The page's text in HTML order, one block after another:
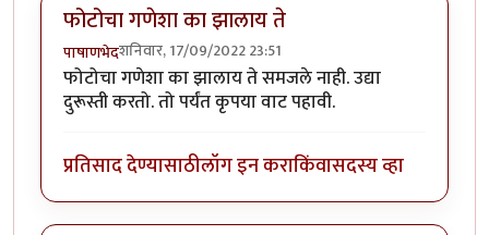
फोटोचा गणेशा का झालाय ते
पाषाणभेदशनिवार, 17/09/2022 23:51
फोटोचा गणेशा का झालाय ते समजले नाही. उद्या
दुरूस्ती करतो. तो पर्यंत कृपया वाट पहावी.
प्रतिसाद देण्यासाठीलॉग इन कराकिंवासदस्य व्हा